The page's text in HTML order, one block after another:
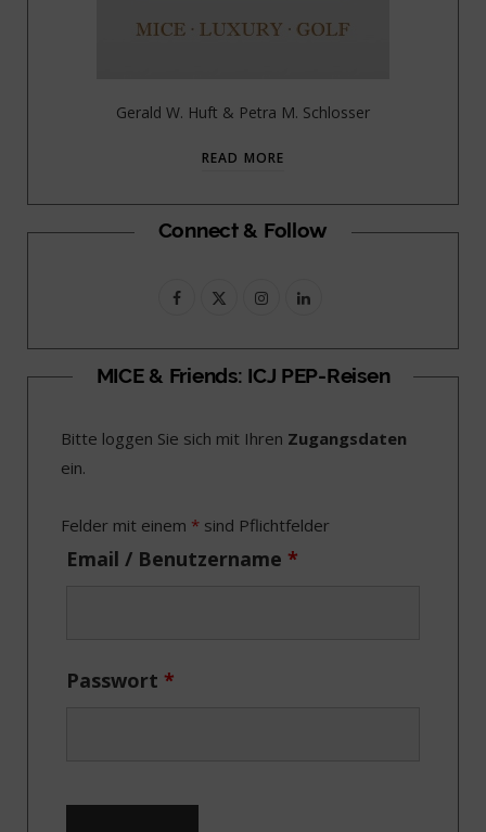
Gerald W. Huft & Petra M. Schlosser
READ MORE
Connect & Follow
F
c
b
o
k
T
i
t
e
I
s
a
r
a
L
n
e
I
MICE & Friends: ICJ PEP-Reisen
Bitte loggen Sie sich mit Ihren Zugangsdaten
ein.
Felder mit einem * sind Pflichtfelder
Email / Benutzername *
Passwort *